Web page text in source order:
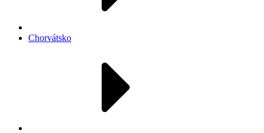
Chorvátsko